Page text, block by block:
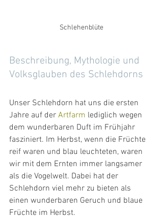
Schlehenblüte
Beschreibung, Mythologie und
Volksglauben des Schlehdorns
Unser Schlehdorn hat uns die ersten
Jahre auf der Artfarm lediglich wegen
dem wunderbaren Duft im Frühjahr
fasziniert. Im Herbst, wenn die Früchte
reif waren und blau leuchteten, waren
wir mit dem Ernten immer langsamer
als die Vogelwelt. Dabei hat der
Schlehdorn viel mehr zu bieten als
einen wunderbaren Geruch und blaue
Früchte im Herbst.